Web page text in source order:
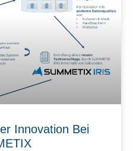
Innovation Bei